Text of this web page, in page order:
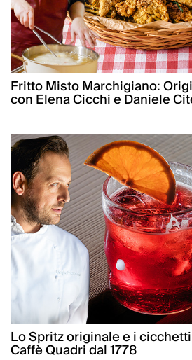
Fritto Misto Marchigiano:
con Elena Cicchi e Daniele
Lo Spritz originale e i
Caffè Quadri dal 1778